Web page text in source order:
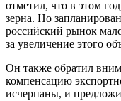
отметил, что в этом
зерна. Но
российский рынок
за увеличение этого
Он также обратил
компенсацию
исчерпаны, и